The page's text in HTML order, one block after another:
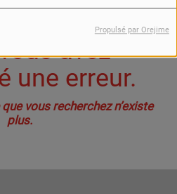
Propulsé par Orejime
avez
une erreur.
vous recherchez n’existe
plus.